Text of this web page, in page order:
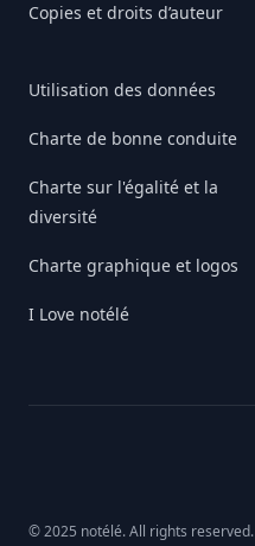
Copies et droits d’auteur
Utilisation des données
Charte de bonne conduite
Charte sur l'égalité et la
diversité
Charte graphique et logos
I Love notélé
© 2025 notélé. All rights reserved.